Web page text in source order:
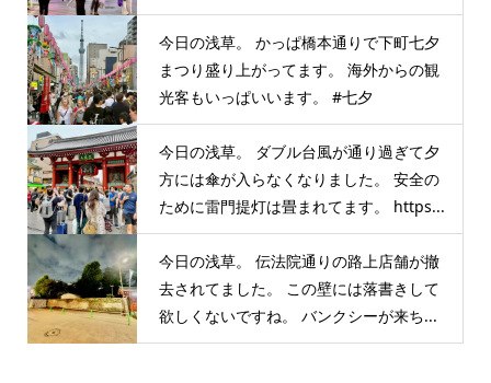
今日の浅草。 かっぱ橋本通りで下町七夕
まつり盛り上がってます。 海外からの観
光客もいっぱいいます。 #七夕
今日の浅草。 ダブル台風が通り過ぎて夕
方には傘が入らなくなりました。 安全の
ために雷門提灯は畳まれてます。 https...
今日の浅草。 伝法院通りの路上店舗が撤
去されてました。 この壁には落書きして
欲しくないですね。 バンクシーが来ち...